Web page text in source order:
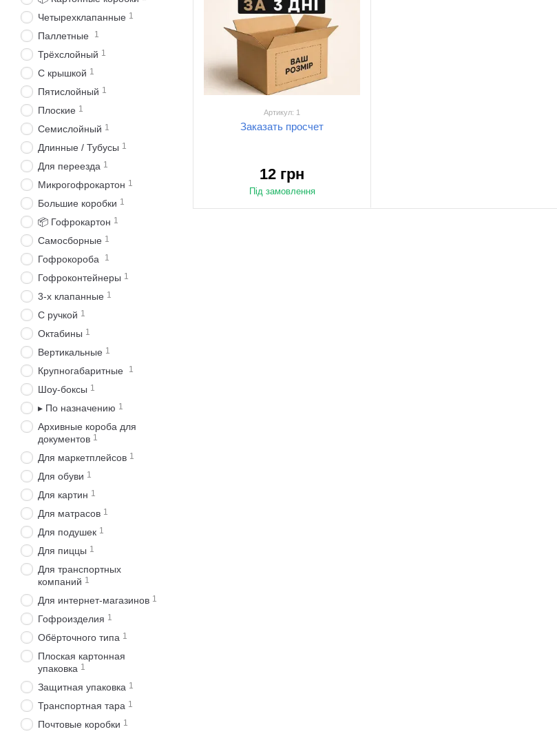
Артикул: 1
Заказать просчет
12 грн
Під замовлення
Четырехклапанные 1
Паллетные 1
Трёхслойный 1
С крышкой 1
Пятислойный 1
Плоские 1
Семислойный 1
Длинные / Тубусы 1
Для переезда 1
Микрогофрокартон 1
Большие коробки 1
📦 Гофрокартон 1
Самосборные 1
Гофрокороба 1
Гофроконтейнеры 1
3-х клапанные 1
С ручкой 1
Октабины 1
Вертикальные 1
Крупногабаритные 1
Шоу-боксы 1
▸ По назначению 1
Архивные короба для
документов 1
Для маркетплейсов 1
Для обуви 1
Для картин 1
Для матрасов 1
Для подушек 1
Для пиццы 1
Для транспортных
компаний 1
Для интернет-магазинов 1
Гофроизделия 1
Обёрточного типа 1
Плоская картонная
упаковка 1
Защитная упаковка 1
Транспортная тара 1
Почтовые коробки 1